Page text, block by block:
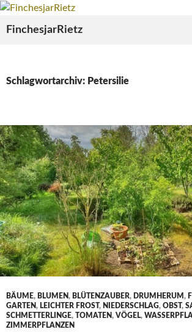
Zum
springen
FinchesjarRietz
Schlagwortarchiv: Petersilie
BÄUME, BLUMEN, BLÜTENZAUBER, DRUMHERUM ,
GARTEN, LEICHTER FROST, NIEDERSCHLAG, OBST,
SCHMETTERLINGE, TOMATEN, VÖGEL,
ZIMMERPFLANZEN